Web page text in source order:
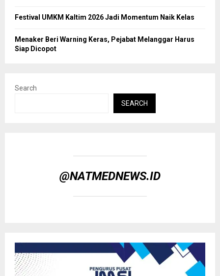
Festival UMKM Kaltim 2026 Jadi Momentum Naik Kelas
Menaker Beri Warning Keras, Pejabat Melanggar Harus
Siap Dicopot
Search
SEARCH
@NATMEDNEWS.ID